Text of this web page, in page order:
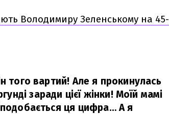
Володимиру Зеленському на 45-
того вартий! Але я прокинулась
заради цієї жінки! Моїй мамі
ця цифра… А я